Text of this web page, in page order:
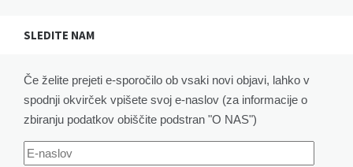
SLEDITE NAM
Če želite prejeti e-sporočilo ob vsaki novi objavi, lahko v
spodnji okvirček vpišete svoj e-naslov (za informacije o
zbiranju podatkov obiščite podstran "O NAS")
E-